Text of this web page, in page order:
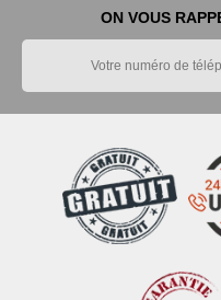
ON VOUS